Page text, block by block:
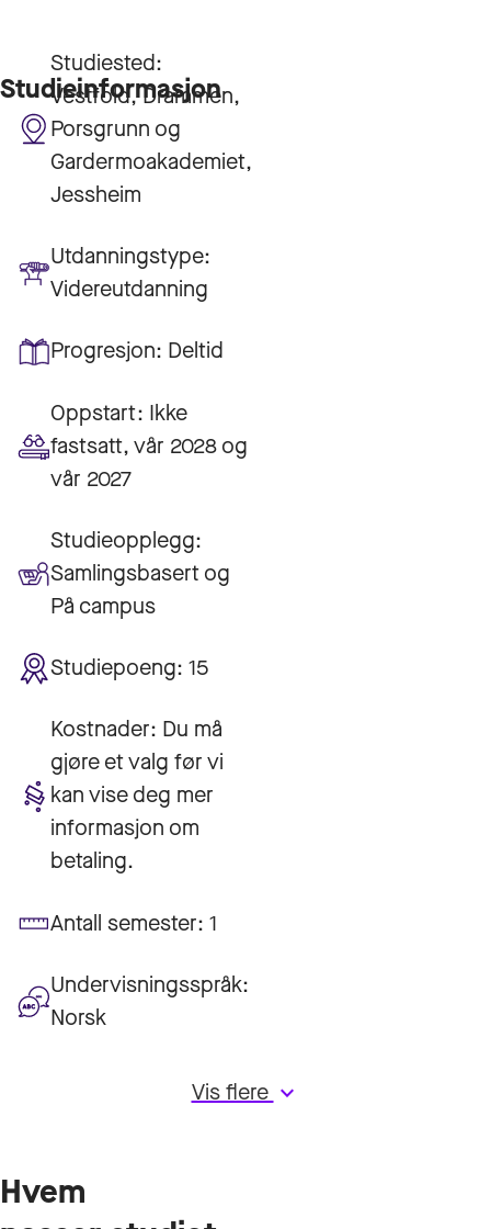
Studieinformasjon
Studiested:
Vestfold, Drammen,
Porsgrunn og
Gardermoakademiet,
Jessheim
Utdanningstype:
Videreutdanning
Progresjon: Deltid
Oppstart: Ikke
fastsatt, vår 2028 og
vår 2027
Studieopplegg:
Samlingsbasert og
På campus
Studiepoeng: 15
Kostnader: Du må
gjøre et valg før vi
kan vise deg mer
informasjon om
betaling.
Antall semester: 1
Undervisningsspråk:
Norsk
Vis flerekeyboard_arrow_down
Hvem